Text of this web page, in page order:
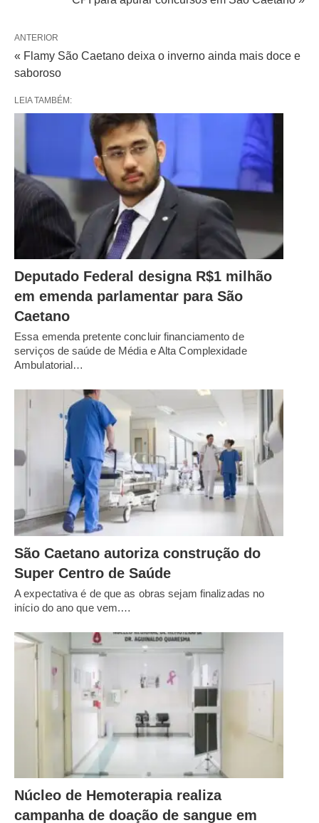
ANTERIOR
« Flamy São Caetano deixa o inverno ainda mais doce e
saboroso
LEIA TAMBÉM:
Deputado Federal designa R$1 milhão
em emenda parlamentar para São
Caetano
Essa emenda pretente concluir financiamento de
serviços de saúde de Média e Alta Complexidade
Ambulatorial…
São Caetano autoriza construção do
Super Centro de Saúde
A expectativa é de que as obras sejam finalizadas no
início do ano que vem.…
Núcleo de Hemoterapia realiza
campanha de doação de sangue em